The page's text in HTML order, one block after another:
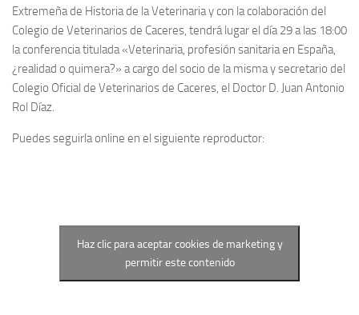
Extremeña de Historia de la Veterinaria y con la colaboración del
Colegio de Veterinarios de Caceres, tendrá lugar el día 29 a las 18:00
la conferencia titulada «Veterinaria, profesión sanitaria en España,
¿realidad o quimera?» a cargo del socio de la misma y secretario del
Colegio Oficial de Veterinarios de Caceres, el Doctor D. Juan Antonio
Rol Díaz.
Puedes seguirla online en el siguiente reproductor:
Haz clic para aceptar cookies de marketing y
permitir este contenido